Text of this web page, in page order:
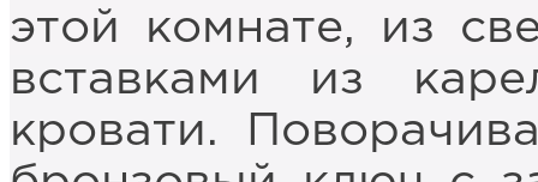
этой комнате, из
вставками из
кровати.